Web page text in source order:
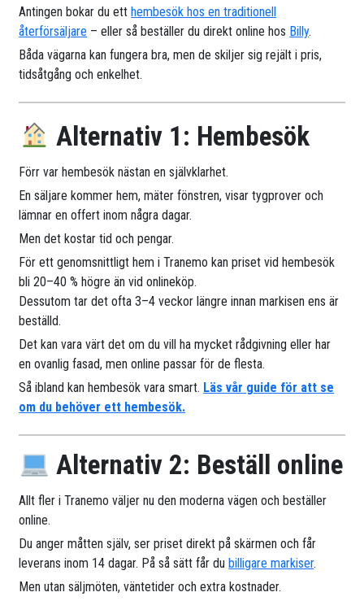
Antingen bokar du etthembesök hos en traditionell
återförsäljare – eller så beställer du direkt online hos Billy.
Båda vägarna kan fungera bra, men de skiljer sig rejält i pris,
tidsåtgång och enkelhet.
Alternativ 1: Hembesök
Förr var hembesök nästan en självklarhet.
En säljare kommer hem, mäter fönstren, visar tygprover och
lämnar en offert inom några dagar.
Men det kostar tid och pengar.
För ett genomsnittligt hem i Tranemo kan priset vid hembesök
bli 20–40 % högre än vid onlineköp.
Dessutom tar det ofta 3–4 veckor längre innan markisen ens är
beställd.
Det kan vara värt det om du vill ha mycket rådgivning eller har
en ovanlig fasad, men online passar för de flesta.
Så ibland kan hembesök vara smart. Läs vår guide för att se
om du behöver ett hembesök.
Alternativ 2: Beställ online
Allt fler i Tranemo väljer nu den moderna vägen och beställer
online.
Du anger måtten själv, ser priset direkt på skärmen och får
leverans inom 14 dagar. På så sätt får dubilligare markiser.
Men utan säljmöten, väntetider och extra kostnader.